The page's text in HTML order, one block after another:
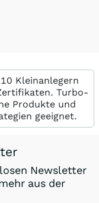
Kleinanlegern
Turbo-
Produkte und
geeignet.
Newsletter
aus der